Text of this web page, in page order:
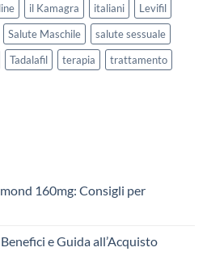
il Kamagra italiani
Levifil
Salute Maschile
salute sessuale
Tadalafil terapia
trattamento
160mg: Consigli per
e Guida all’Acquisto